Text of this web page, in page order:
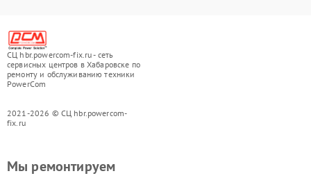
СЦ hbr.powercom-fix.ru - сеть
сервисных центров в Хабаровске по
ремонту и обслуживанию техники
PowerCom
2021-2026 © СЦ hbr.powercom-
fix.ru
Мы ремонтируем